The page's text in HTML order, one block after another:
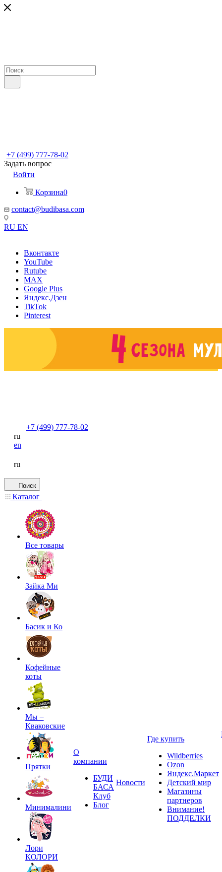
+7 (499) 777-78-02
Задать вопрос
Войти
Корзина0
contact@budibasa.com
RU EN
Вконтакте
YouTube
Rutube
MAX
Google Plus
Яндекс.Дзен
TikTok
Pinterest
+7 (499) 777-78-02
ru
en
ru
Поиск
Каталог
Все товары
Зайка Ми
Басик и Ко
Кофейные
коты
Мы –
Кваковские
Прятки
Минималини
Лори
КОЛОРИ
О
компании
БУДИ
БАСА
Клуб
Блог
Новости
Где купить
Wildberries
Ozon
Яндекс.Маркет
Детский мир
Магазины
партнеров
Внимание!
ПОДДЕЛКИ